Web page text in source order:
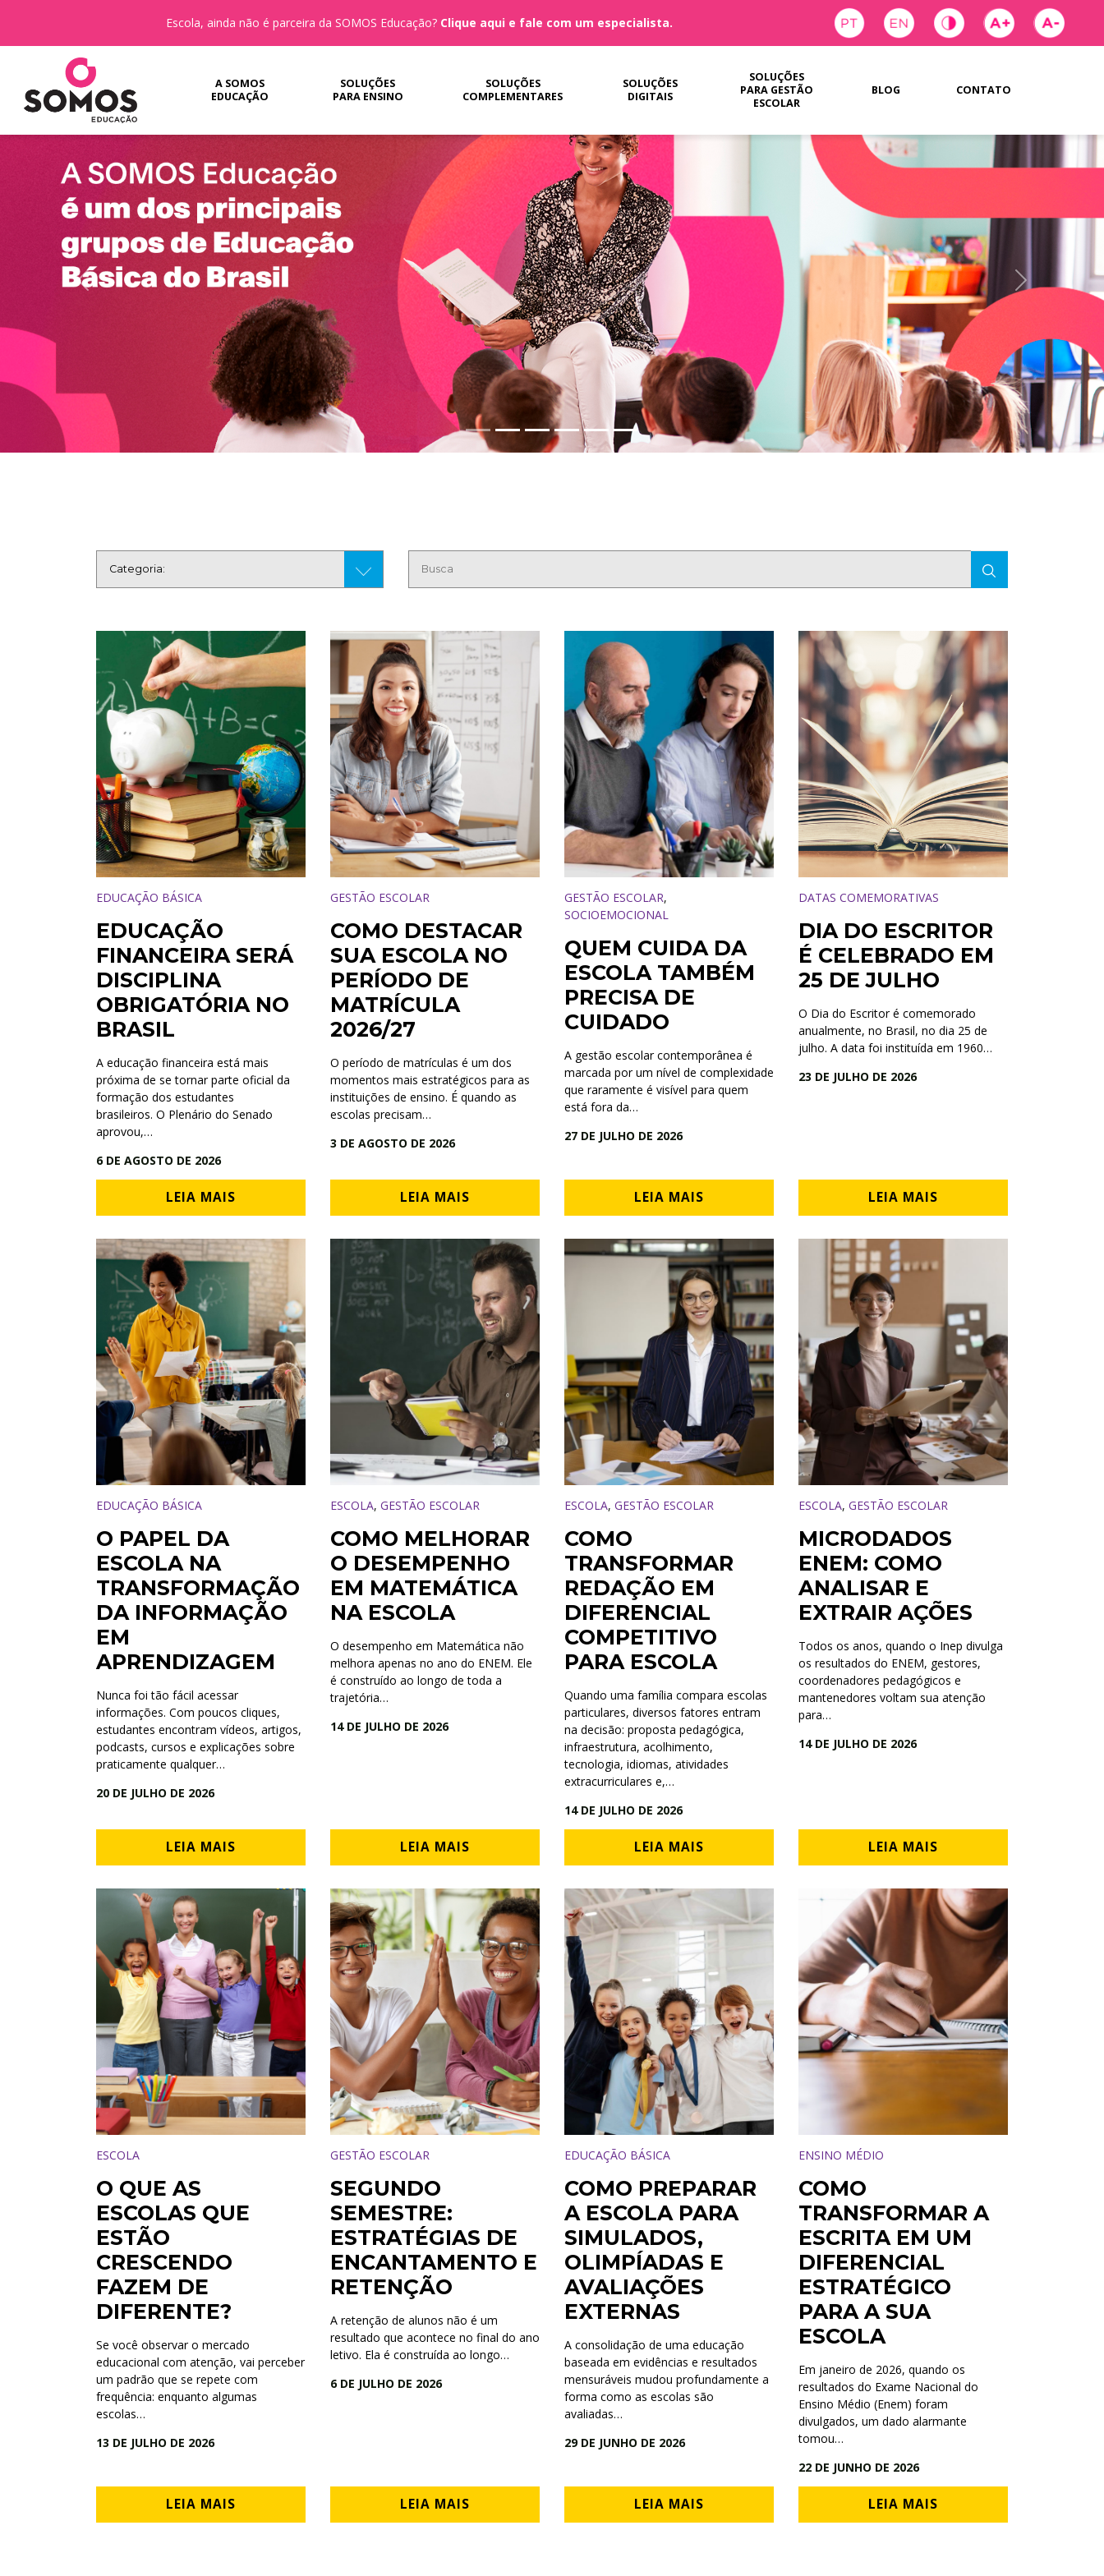
Escola, ainda não é parceira da SOMOS Educação? Clique aqui e fale com um especialista.
A SOMOS
EDUCAÇÃO
SOLUÇÕES
PARA ENSINO
SOLUÇÕES
COMPLEMENTARES
SOLUÇÕES
DIGITAIS
SOLUÇÕES
PARA GESTÃO
ESCOLAR
BLOG CONTATO
EDUCAÇÃO BÁSICA
EDUCAÇÃO
FINANCEIRA SERÁ
DISCIPLINA
OBRIGATÓRIA NO
BRASIL
A educação financeira está mais
próxima de se tornar parte oficial da
formação dos estudantes
brasileiros. O Plenário do Senado
aprovou,…
6 DE AGOSTO DE 2026
LEIA MAIS
GESTÃO ESCOLAR
COMO DESTACAR
SUA ESCOLA NO
PERÍODO DE
MATRÍCULA
2026/27
O período de matrículas é um dos
momentos mais estratégicos para as
instituições de ensino. É quando as
escolas precisam…
3 DE AGOSTO DE 2026
LEIA MAIS
GESTÃO ESCOLAR,
SOCIOEMOCIONAL
QUEM CUIDA DA
ESCOLA TAMBÉM
PRECISA DE
CUIDADO
A gestão escolar contemporânea é
marcada por um nível de complexidade
que raramente é visível para quem
está fora da…
27 DE JULHO DE 2026
LEIA MAIS
DATAS COMEMORATIVAS
DIA DO ESCRITOR
É CELEBRADO EM
25 DE JULHO
O Dia do Escritor é comemorado
anualmente, no Brasil, no dia 25 de
julho. A data foi instituída em 1960…
23 DE JULHO DE 2026
LEIA MAIS
EDUCAÇÃO BÁSICA
O PAPEL DA
ESCOLA NA
TRANSFORMAÇÃO
DA INFORMAÇÃO
EM
APRENDIZAGEM
Nunca foi tão fácil acessar
informações. Com poucos cliques,
estudantes encontram vídeos, artigos,
podcasts, cursos e explicações sobre
praticamente qualquer…
20 DE JULHO DE 2026
LEIA MAIS
ESCOLA, GESTÃO ESCOLAR
COMO MELHORAR
O DESEMPENHO
EM MATEMÁTICA
NA ESCOLA
O desempenho em Matemática não
melhora apenas no ano do ENEM. Ele
é construído ao longo de toda a
trajetória…
14 DE JULHO DE 2026
LEIA MAIS
ESCOLA, GESTÃO ESCOLAR
COMO
TRANSFORMAR
REDAÇÃO EM
DIFERENCIAL
COMPETITIVO
PARA ESCOLA
Quando uma família compara escolas
particulares, diversos fatores entram
na decisão: proposta pedagógica,
infraestrutura, acolhimento,
tecnologia, idiomas, atividades
extracurriculares e,…
14 DE JULHO DE 2026
LEIA MAIS
ESCOLA, GESTÃO ESCOLAR
MICRODADOS
ENEM: COMO
ANALISAR E
EXTRAIR AÇÕES
Todos os anos, quando o Inep divulga
os resultados do ENEM, gestores,
coordenadores pedagógicos e
mantenedores voltam sua atenção
para…
14 DE JULHO DE 2026
LEIA MAIS
ESCOLA
O QUE AS
ESCOLAS QUE
ESTÃO
CRESCENDO
FAZEM DE
DIFERENTE?
Se você observar o mercado
educacional com atenção, vai perceber
um padrão que se repete com
frequência: enquanto algumas
escolas…
13 DE JULHO DE 2026
LEIA MAIS
GESTÃO ESCOLAR
SEGUNDO
SEMESTRE:
ESTRATÉGIAS DE
ENCANTAMENTO E
RETENÇÃO
A retenção de alunos não é um
resultado que acontece no final do ano
letivo. Ela é construída ao longo…
6 DE JULHO DE 2026
LEIA MAIS
EDUCAÇÃO BÁSICA
COMO PREPARAR
A ESCOLA PARA
SIMULADOS,
OLIMPÍADAS E
AVALIAÇÕES
EXTERNAS
A consolidação de uma educação
baseada em evidências e resultados
mensuráveis mudou profundamente a
forma como as escolas são
avaliadas…
29 DE JUNHO DE 2026
LEIA MAIS
ENSINO MÉDIO
COMO
TRANSFORMAR A
ESCRITA EM UM
DIFERENCIAL
ESTRATÉGICO
PARA A SUA
ESCOLA
Em janeiro de 2026, quando os
resultados do Exame Nacional do
Ensino Médio (Enem) foram
divulgados, um dado alarmante
tomou…
22 DE JUNHO DE 2026
LEIA MAIS